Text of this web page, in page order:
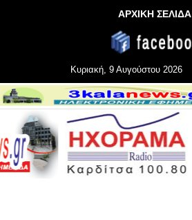
ΑΡΧΙΚΗ ΣΕΛΙΔΑ
Κυριακή, 9 Αυγούστου 2026